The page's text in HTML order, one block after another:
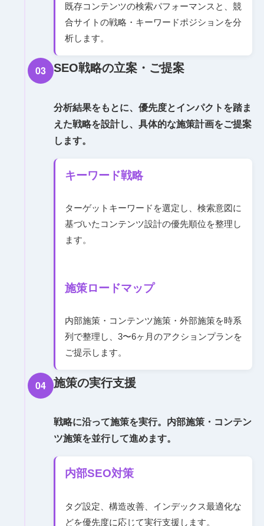
既存コンテンツの検索パフォーマンスと、競
合サイトの戦略・キーワードポジションを分
析します。
03 SEO戦略の立案・ご提案
分析結果をもとに、優先度とインパクトを踏ま
えた戦略を設計し、具体的な施策計画をご提案
します。
キーワード戦略
ターゲットキーワードを選定し、検索意図に
基づいたコンテンツ設計の優先順位を整理し
ます。
施策ロードマップ
内部施策・コンテンツ施策・外部施策を時系
列で整理し、3〜6ヶ月のアクションプランを
ご提示します。
04 施策の実行支援
戦略に沿って施策を実行。内部施策・コンテン
ツ施策を並行して進めます。
内部SEO対策
タグ設定、構造改善、インデックス最適化な
どを優先度に応じて実行支援します。